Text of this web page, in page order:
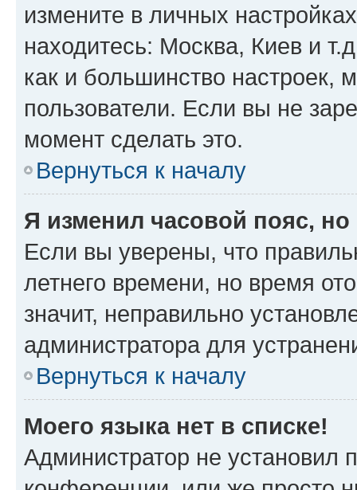
измените в личных
находитесь: Москва, Киев и
как и большинство настроек,
пользователи. Если вы не
момент сделать это.
Вернуться к началу
Я изменил часовой пояс,
Если вы уверены, что
летнего времени, но время
значит, неправильно
администратора для
Вернуться к началу
Моего языка нет в списке!
Администратор не установил